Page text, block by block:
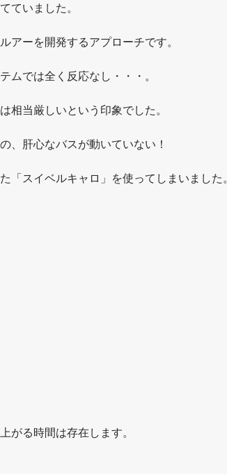
ていました。
アーを開発するアプローチです。
ムでは全く反応なし・・・。
相当厳しいという印象でした。
、肝心なバスが動いていない！
「スイベルキャロ」を使ってしまいました。
がる時間は存在します。